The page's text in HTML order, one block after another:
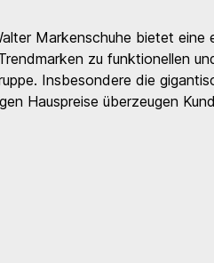
Markenschuhe bietet eine
zu funktionellen
Insbesondere die
Hauspreise überzeugen